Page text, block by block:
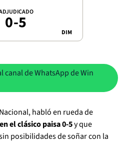
0-5 DIM
canal de WhatsApp de Win
habló en rueda de
el clásico paisa 0-5y que
posibilidades de soñar con la